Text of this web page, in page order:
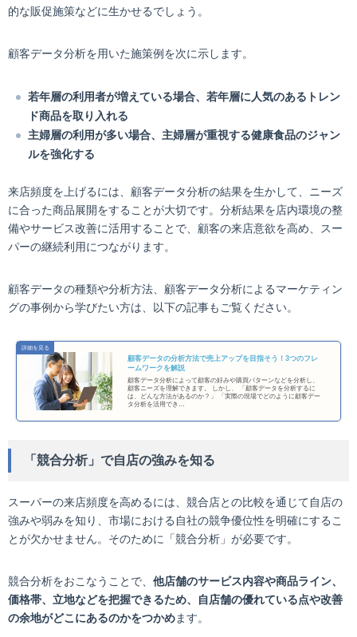
的な販促施策などに生かせるでしょう。
顧客データ分析を用いた施策例を次に示します。
若年層の利用者が増えている場合、若年層に人気のあるトレン
ド商品を取り入れる
主婦層の利用が多い場合、主婦層が重視する健康食品のジャン
ルを強化する
来店頻度を上げるには、顧客データ分析の結果を生かして、ニーズ
に合った商品展開をすることが大切です。分析結果を店内環境の整
備やサービス改善に活用することで、顧客の来店意欲を高め、スー
パーの継続利用につながります。
顧客データの種類や分析方法、顧客データ分析によるマーケティン
グの事例から学びたい方は、以下の記事もご覧ください。
顧客データの分析方法で売上アップを目指そう！3つのフレ
ームワークを解説
顧客データ分析によって顧客の好みや購買パターンなどを分析し、
顧客ニーズを理解できます。 しかし、 「顧客データを分析するに
は、どんな方法があるのか？」 「実際の現場でどのように顧客デー
タ分析を活用でき…
「競合分析」で自店の強みを知る
スーパーの来店頻度を高めるには、競合店との比較を通じて自店の
強みや弱みを知り、市場における自社の競争優位性を明確にするこ
とが欠かせません。そのために「競合分析」が必要です。
競合分析をおこなうことで、 他店舗のサービス内容や商品ライン、
価格帯、立地などを把握できるため、自店舗の優れている点や改善
の余地がどこにあるのかをつかめます。